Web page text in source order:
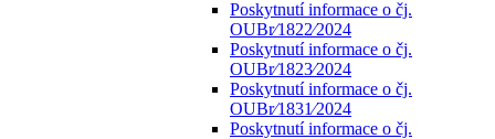
Poskytnutí informace o čj.
OUBr⁄1822⁄2024
Poskytnutí informace o čj.
OUBr⁄1823⁄2024
Poskytnutí informace o čj.
OUBr⁄1831⁄2024
Poskytnutí informace o čj.